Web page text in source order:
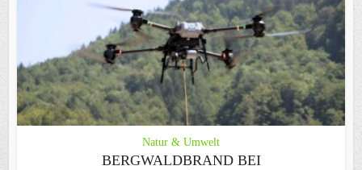
Natur & Umwelt
BERGWALDBRAND BEI